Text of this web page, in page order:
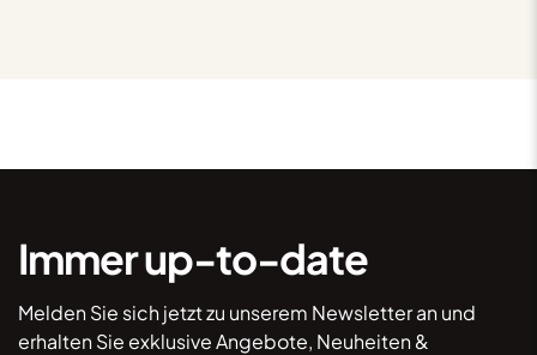
Immer up-to-date
Melden Sie sich jetzt zu unserem Newsletter an und
erhalten Sie exklusive Angebote, Neuheiten &